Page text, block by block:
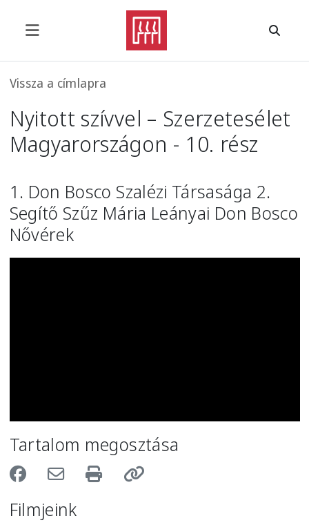
Morzsa
Vissza a címlapra
Nyitott szívvel – Szerzetesélet
Magyarországon - 10. rész
Filmjeink
1. Don Bosco Szalézi Társasága 2.
Segítő Szűz Mária Leányai Don Bosco
Nővérek
Tartalom megosztása